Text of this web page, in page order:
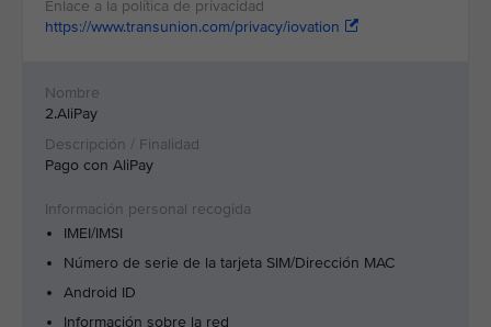
https://www.transunion.com/privacy/iovation
2.AliPay
Pago con AliPay
IMEI/IMSI
Número de serie de la tarjeta SIM/Dirección MAC
Android ID
Información sobre la red